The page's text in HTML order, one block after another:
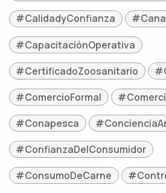
#CalidadyConfianza
#CapacitaciónOperativa
#CertificadoZoosanitario
#ComercioFormal
#Conapesca
#ConfianzaDelConsumidor
#ConsumoDeCarne